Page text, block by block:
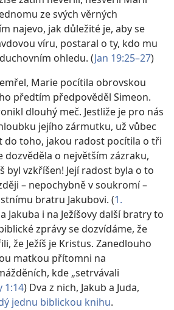
ze svých věrných
najevo, jak důležité je, aby se
víru, postaral o ty, kdo mu
ohledu. (Jan 19:25–27)
Marie pocítila obrovskou
předtím předpověděl Simeon.
dlouhý meč. Jestliže je pro nás
jejího zármutku, už vůbec
do toho, jakou radost pocítila o tři
dozvěděla o největším zázraku,
byl vzkříšen! Její radost byla o to
– nepochybně v soukromí –
bratru Jakubovi. (1.
Jakuba i na Ježíšovy další bratry to
zprávy se dozvídáme, že
že Ježíš je Kristus. Zanedlouho
matkou přítomni na
kde „setrvávali
1:14) Dva z nich, Jakub a Juda,
jednu biblickou knihu.